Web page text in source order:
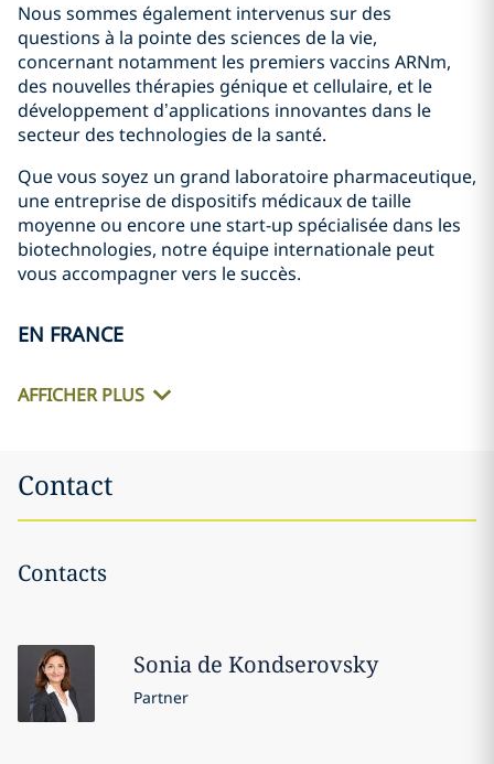
Nous sommes également intervenus sur des
questions à la pointe des sciences de la vie,
concernant notamment les premiers vaccins ARNm,
des nouvelles thérapies génique et cellulaire, et le
développement d’applications innovantes dans le
secteur des technologies de la santé.
Que vous soyez un grand laboratoire pharmaceutique,
une entreprise de dispositifs médicaux de taille
moyenne ou encore une start-up spécialisée dans les
biotechnologies, notre équipe internationale peut
vous accompagner vers le succès.
EN FRANCE
AFFICHER PLUS
Contact
Contacts
Sonia de Kondserovsky
Partner